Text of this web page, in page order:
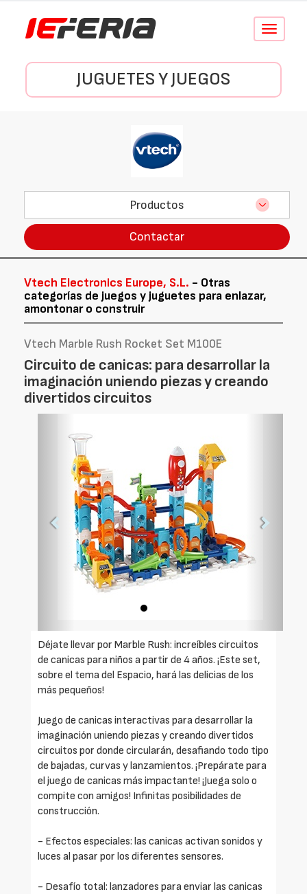
Conmutar
JUGUETES Y JUEGOS
Productos
Contactar
Vtech Electronics Europe, S.L. - Otras
categorías de juegos y juguetes para enlazar,
amontonar o construir
Vtech Marble Rush Rocket Set M100E
Circuito de canicas: para desarrollar la
imaginación uniendo piezas y creando
divertidos circuitos
Anterior
Déjate llevar por Marble Rush: increíbles circuitos
de canicas para niños a partir de 4 años. ¡Este set,
sobre el tema del Espacio, hará las delicias de los
más pequeños!
Juego de canicas interactivas para desarrollar la
imaginación uniendo piezas y creando divertidos
circuitos por donde circularán, desafiando todo tipo
de bajadas, curvas y lanzamientos. ¡Prepárate para
el juego de canicas más impactante! ¡Juega solo o
compite con amigos! Infinitas posibilidades de
construcción.
- Efectos especiales: las canicas activan sonidos y
luces al pasar por los diferentes sensores.
- Desafío total: lanzadores para enviar las canicas